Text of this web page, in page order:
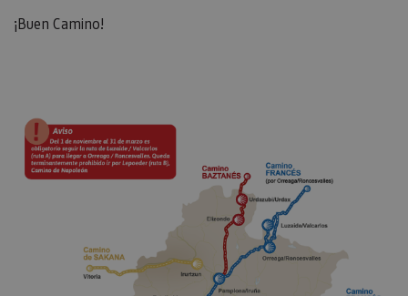
¡Buen Camino!